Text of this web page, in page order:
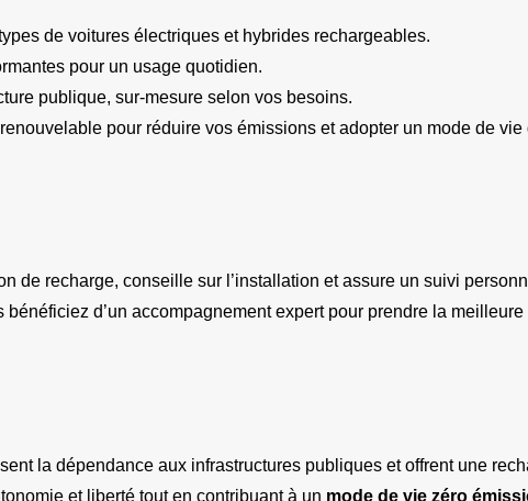
de voitures électriques et hybrides rechargeables.
pour un usage quotidien.
publique, sur-mesure selon vos besoins.
pour réduire vos émissions et adopter un mode de vie
de recharge, conseille sur l’installation et assure un suivi
d’un accompagnement expert pour prendre la
la dépendance aux infrastructures publiques et offrent une
et liberté tout en contribuant à un mode de vie zéro